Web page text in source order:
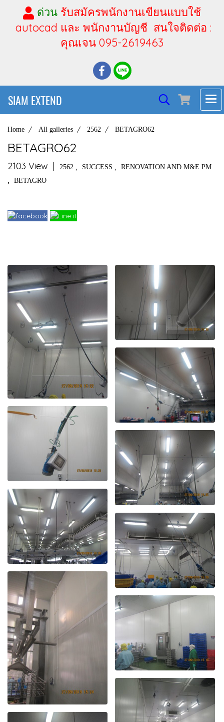
ด่วน รับสมัครพนักงานเขียนแบบใช้
autocad และ พนักงานบัญชี สนใจติดต่อ :
คุณเจน 095-2619463
SIAM EXTEND
Home All galleries 2562 BETAGRO62
BETAGRO62
2103 View | 2562 , SUCCESS , RENOVATION AND M&E PM
, BETAGRO